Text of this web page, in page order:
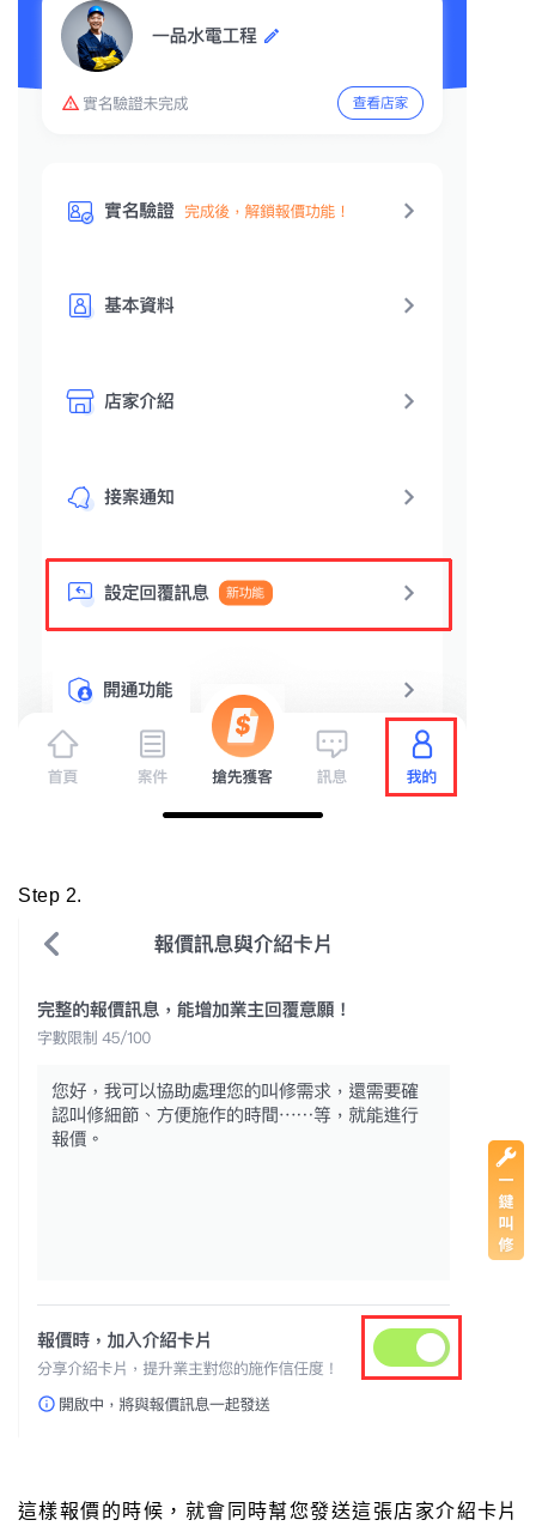
Step 2.
這樣報價的時候，就會同時幫您發送這張店家介紹卡片